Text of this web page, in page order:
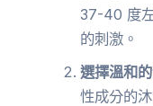
37-40 度
的刺激。
選擇溫和
性成分的